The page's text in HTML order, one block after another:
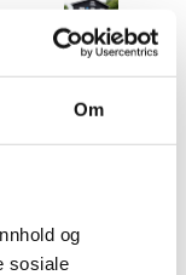
Om
og
sosiale